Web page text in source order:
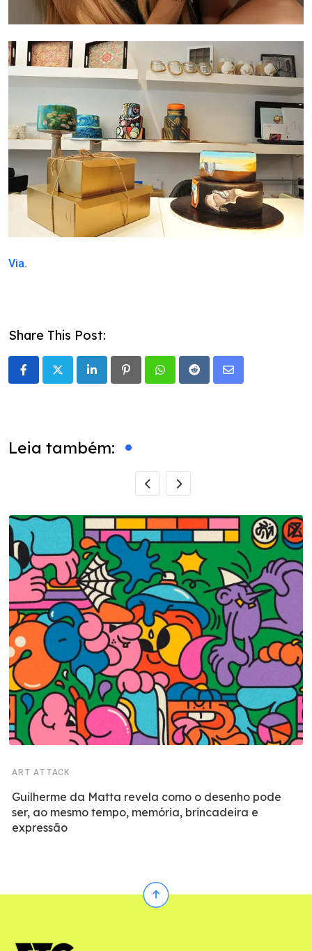
Via.
Share This Post:
LinkedIn PinterestWhatsappRedditShare
Leia também:
ART ATTACK
Guilherme da Matta revela como o desenho pode
ser, ao mesmo tempo, memória, brincadeira e
expressão